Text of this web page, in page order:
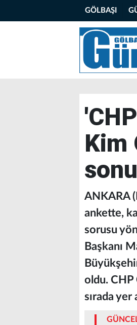
GÖLBAŞI
Kim
ANKARA
ankette,
sorusu
Başkanı
oldu. CHP
sırada yer